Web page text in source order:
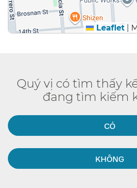
Leaflet
Quý vị có tìm thấy
đang tìm kiếm
CÓ​​
KHÔNG​​